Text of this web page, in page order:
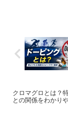
クロマグロとは？
との関係をわかり